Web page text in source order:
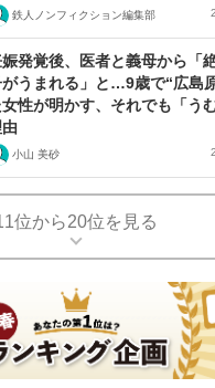
鉄人ノンフィクション編集部
発覚後、医者と義母から「
うまれる」と…9歳で“広島
女性が明かす、それでも「う
小山 美砂
位から20位を見る